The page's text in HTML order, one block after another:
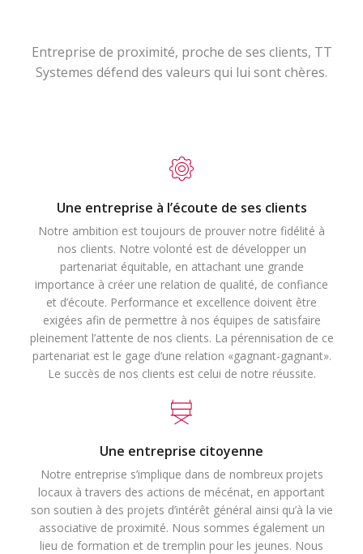
Entreprise de proximité, proche de ses clients, TT
Systemes défend des valeurs qui lui sont chères.
Une entreprise à l’écoute de ses clients
Notre ambition est toujours de prouver notre fidélité à
nos clients. Notre volonté est de développer un
partenariat équitable, en attachant une grande
importance à créer une relation de qualité, de confiance
et d’écoute. Performance et excellence doivent être
exigées afin de permettre à nos équipes de satisfaire
pleinement l’attente de nos clients. La pérennisation de ce
partenariat est le gage d’une relation «gagnant-gagnant».
Le succès de nos clients est celui de notre réussite.
Une entreprise citoyenne
Notre entreprise s’implique dans de nombreux projets
locaux à travers des actions de mécénat, en apportant
son soutien à des projets d’intérêt général ainsi qu’à la vie
associative de proximité. Nous sommes également un
lieu de formation et de tremplin pour les jeunes. Nous